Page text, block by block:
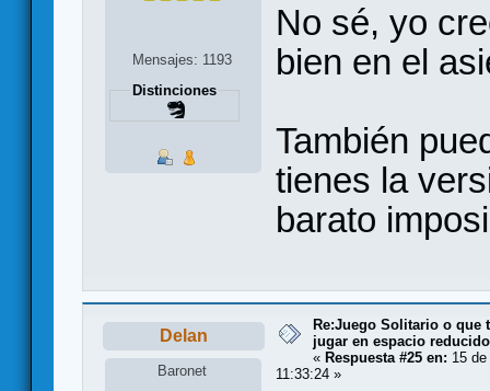
Mensajes: 1193
Distinciones
No sé, yo
bien en el
También
tienes la
barato
Delan
Baronet
Re:Juego Solitario o que
jugar en espacio
« Respuesta #25 en: 15
11:33:24 »